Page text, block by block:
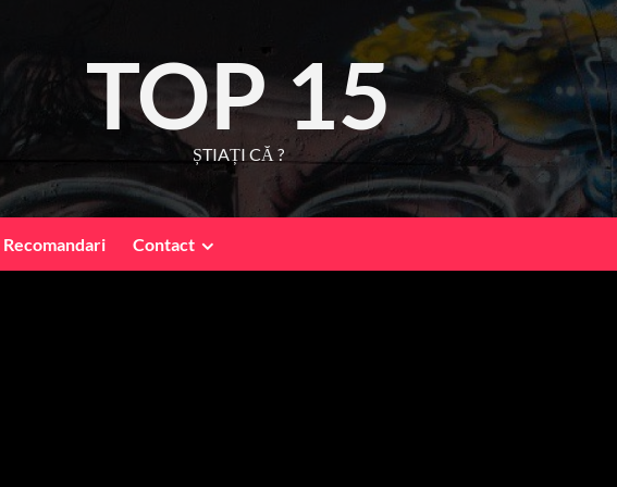
TOP 15
ȘTIAȚI CĂ ?
Recomandari Contact